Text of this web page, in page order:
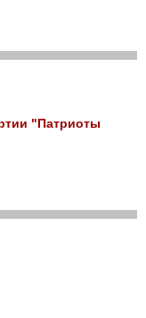
"Патриоты